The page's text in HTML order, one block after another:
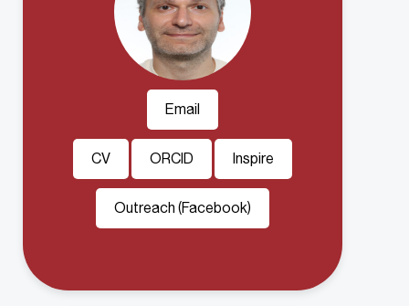
Email
CV ORCID Inspire
Outreach (Facebook)